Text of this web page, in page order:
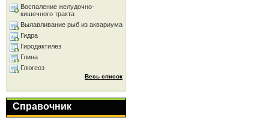
Воспаление желудочно-
кишечного тракта
Вылавливание рыб из аквариума
Гидра
Гиродактилез
Глина
Глюгеоз
Весь список
Справочник